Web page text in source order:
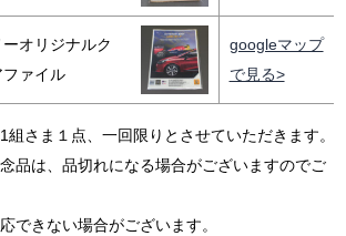
ーオリジナルク
ファイル
googleマップ
で見る>
さま１点、一回限りとさせていただきます。
品は、品切れになる場合がございますのでご
できない場合がございます。